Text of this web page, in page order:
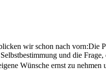
wir schon nach vorn:Die
und die
Wünsche ernst zu